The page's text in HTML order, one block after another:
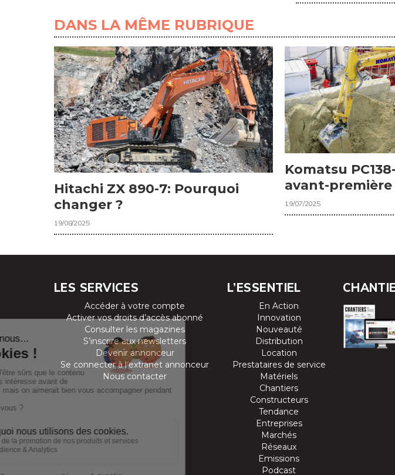
DANS LA MÊME RUBRIQUE
Hitachi ZX 890-7: Pourquoi
changer ?
19/08/2025
Komatsu
avant-
19/07/2025
LES SERVICES
Accéder à votre compte
Activer vos droits d’accès abonné
Consulter les magazines
S’inscrire aux newsletters
Devenir annonceur
Se connecter à l’extranet annonceur
Nous contacter
L’ESSENTIEL
En Action
Innovation
Nouveauté
Distribution
Location
Prestataires de service
Matériels
Chantiers
Constructeurs
Tendance
Entreprises
Marchés
Réseaux
Emissions
Podcast